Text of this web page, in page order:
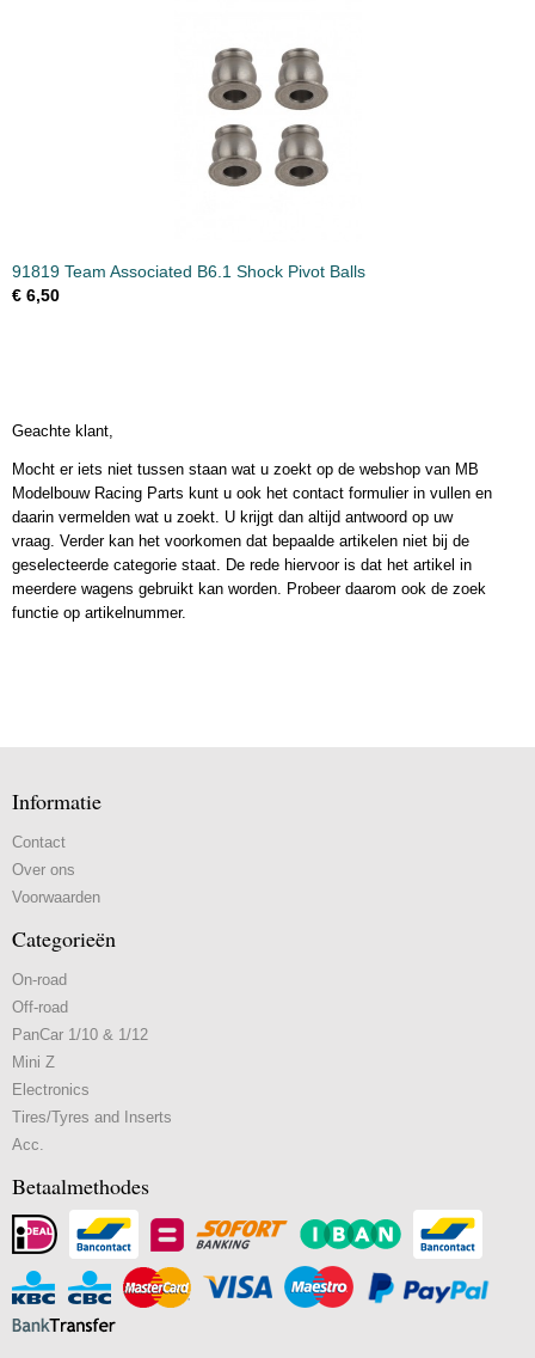
91819 Team Associated B6.1 Shock Pivot Balls
€ 6,50
Geachte klant,
Mocht er iets niet tussen staan wat u zoekt op de webshop van MB
Modelbouw Racing Parts kunt u ook het contact formulier in vullen en
daarin vermelden wat u zoekt. U krijgt dan altijd antwoord op uw
vraag. Verder kan het voorkomen dat bepaalde artikelen niet bij de
geselecteerde categorie staat. De rede hiervoor is dat het artikel in
meerdere wagens gebruikt kan worden. Probeer daarom ook de zoek
functie op artikelnummer.
Informatie
Contact
Over ons
Voorwaarden
Categorieën
On-road
Off-road
PanCar 1/10 & 1/12
Mini Z
Electronics
Tires/Tyres and Inserts
Acc.
Betaalmethodes